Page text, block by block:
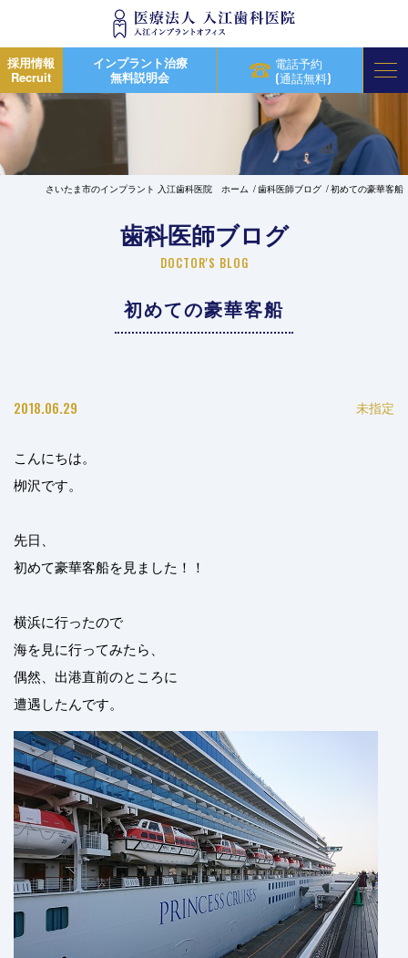
採用情報
Recruit
インプラント治療
無料説明会
電話予約
(通話無料)
さいたま市のインプラント 入江歯科医院 ホーム 歯科医師ブログ 初めての豪華客船
歯科医師ブログ
DOCTOR'S BLOG
初めての豪華客船
2018.06.29 未指定
こんにちは。
栁沢です。
先日、
初めて豪華客船を見ました！！
横浜に行ったので
海を見に行ってみたら、
偶然、出港直前のところに
遭遇したんです。